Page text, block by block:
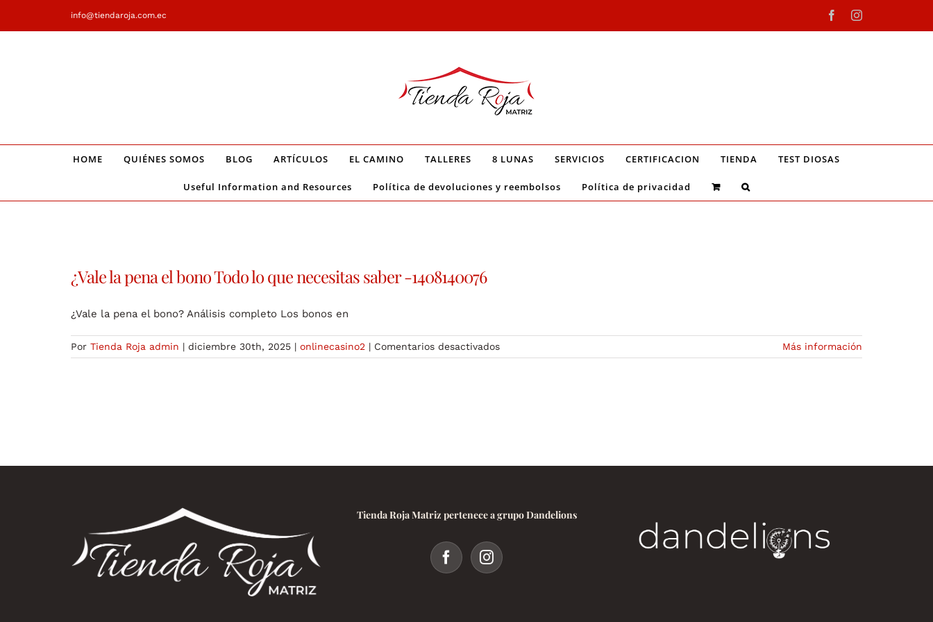
info@tiendaroja.com.ec FacebookInstagram
HOME QUIÉNES SOMOS BLOG ARTÍCULOS EL CAMINO TALLERES 8 LUNAS SERVICIOS CERTIFICACION TIENDA TEST DIOSAS
Useful Information and Resources Política de devoluciones y reembolsos Política de privacidad
¿Vale la pena el bono Todo lo que necesitas saber -1408140076
¿Vale la pena el bono? Análisis completo Los bonos en
Por Tienda Roja admin | diciembre 30th, 2025 | onlinecasino2 | Comentarios desactivadosen
¿Vale
Más información
Tienda Roja Matriz pertenece a grupo Dandelions